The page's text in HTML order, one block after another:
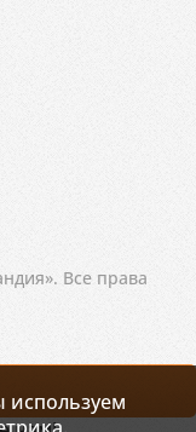
Все права
используем